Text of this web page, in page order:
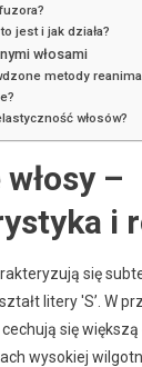
jest i jak działa?
włosami
metody
włosów?
–
i
się
litery 'S’. W
się
wysokiej